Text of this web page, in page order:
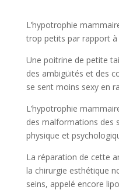
L’hypotrophie
trop petits par rapport
Une poitrine de petite
des ambigüités et des
se sent moins sexy en
L’hypotrophie
des malformations des
physique et
La réparation de cette
la chirurgie esthétique
seins, appelé encore